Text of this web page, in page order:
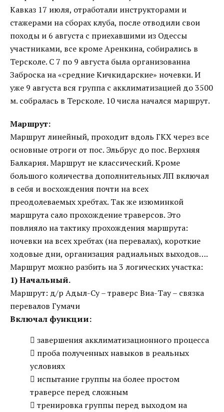
Кавказ 17 июля, отработали инструкторами и
стажерами на сборах клуба, после отводили свои
походы и 6 августа с приехавшими из Одессы
участниками, все кроме Аренкина, собирались в
Терсколе. С 7 по 9 августа была организованна
Заброска на «средние Кичкидарские» ночевки. И
уже 9 августа вся группа с акклиматизацией до 3500
м. собралась в Терсколе. 10 числа начался маршрут.
Маршрут:
Маршрут линейный, проходит вдоль ГКХ через все
основные отроги от пос. Эльбрус до пос. Верхняя
Балкария. Маршрут не классический. Кроме
большого количества дополнительных ЛП включал
в себя и восхождения почти на всех
преодолеваемых хребтах. Так же изюминкой
маршрута сало прохождение траверсов. Это
повлияло на тактику прохождения маршрута:
ночевки на всех хребтах (на перевалах), короткие
ходовые дни, организация радиальных выходов….
Маршрут можно разбить на 3 логических участка:
1) Начальный.
Маршрут: д/р Адыл-Су – траверс Виа-Тау – связка
перевалов Гумачи
Включал функции:
 завершения акклиматизационного процесса
 проба полученных навыков в реальных
условиях
 испытание группы на более простом
траверсе перед сложным
 тренировка группы перед выходом на